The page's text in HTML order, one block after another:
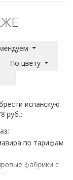
По цвету
испанскую
руб.:
по тарифам
фабрики с